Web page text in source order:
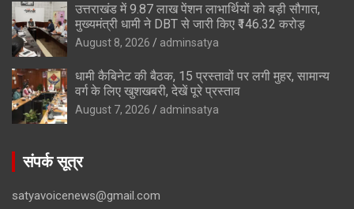
उत्तराखंड में 9.87 लाख पेंशन लाभार्थियों को बड़ी सौगात,
मुख्यमंत्री धामी ने DBT से जारी किए ₹146.32 करोड़
August 8, 2026 adminsatya
धामी कैबिनेट की बैठक, 15 प्रस्तावों पर लगी मुहर, सामान्य
वर्ग के लिए खुशखबरी, देखें पूरे प्रस्ताव
August 7, 2026 adminsatya
संपर्क सूत्र
satyavoicenews@gmail.com